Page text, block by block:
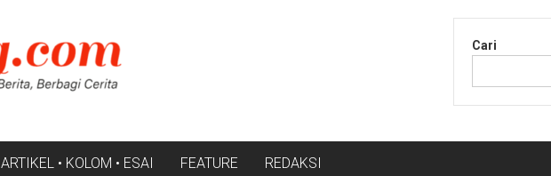
Cari
ARTIKEL • KOLOM • ESAI FEATURE REDAKSI